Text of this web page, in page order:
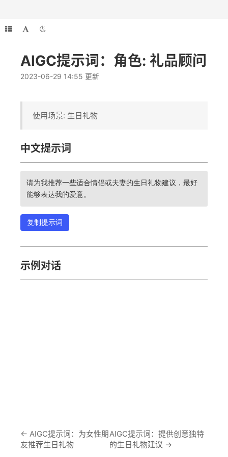
AIGC提示词：角色: 礼品顾问
2023-06-29 14:55 更新
使用场景: 生日礼物
中文提示词
请为我推荐一些适合情侣或夫妻的生日礼物建议，最好
能够表达我的爱意。
复制提示词
示例对话
← AIGC提示词：为女性朋
友推荐生日礼物
AIGC提示词：提供创意独特
的生日礼物建议 →